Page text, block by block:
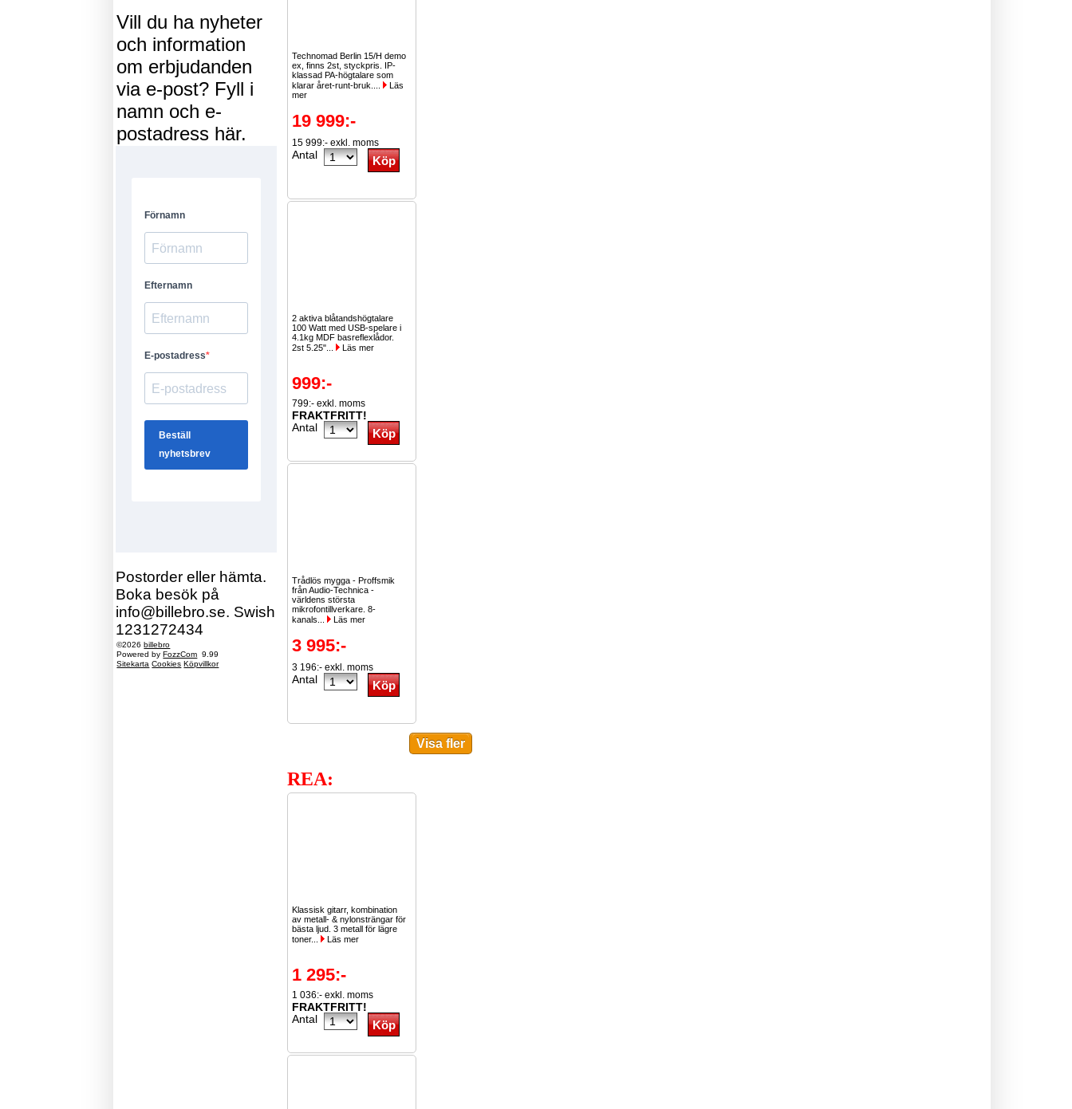
Vill du ha nyheter
och information
om erbjudanden
via e-post? Fyll i
namn och e-
postadress här.
Postorder eller hämta.
Boka besök på
info@billebro.se. Swish
1231272434
©2026billebro
Powered byFozzCom 9.99
Sitekarta Cookies Köpvillkor
Technomad Berlin 15/H demo
ex, finns 2st, styckpris. IP-
klassad PA-högtalare som
klarar året-runt-bruk....
Läs
mer
19 999:-
15 999:- exkl. moms
Antal
2 aktiva blåtandshögtalare
100 Watt med USB-spelare i
4.1kg MDF basreflexlådor.
2st 5.25"...
Läs mer
999:-
799:- exkl. moms
FRAKTFRITT!
Antal
Trådlös mygga - Proffsmik
från Audio-Technica -
världens största
mikrofontillverkare. 8-
kanals...
Läs mer
3 995:-
3 196:- exkl. moms
Antal
REA:
Klassisk gitarr, kombination
av metall- & nylonsträngar för
bästa ljud. 3 metall för lägre
toner...
Läs mer
1 295:-
1 036:- exkl. moms
FRAKTFRITT!
Antal